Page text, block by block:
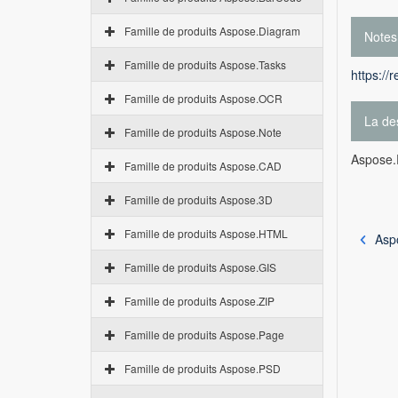
Famille de produits Aspose.Diagram
Famille de produits Aspose.Tasks
Famille de produits Aspose.OCR
Famille de produits Aspose.Note
Famille de produits Aspose.CAD
Famille de produits Aspose.3D
Famille de produits Aspose.HTML
Famille de produits Aspose.GIS
Famille de produits Aspose.ZIP
Famille de produits Aspose.Page
Famille de produits Aspose.PSD
https://
La